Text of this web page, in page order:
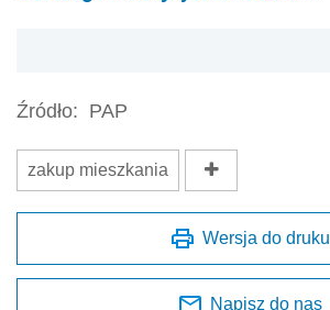
Źródło: PAP
zakup mieszkania
Wersja do druku
Napisz do nas